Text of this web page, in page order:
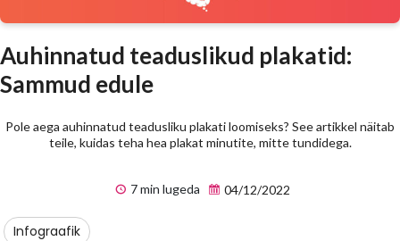
Auhinnatud teaduslikud plakatid:
Sammud edule
Pole aega auhinnatud teadusliku plakati loomiseks? See artikkel näitab
teile, kuidas teha hea plakat minutite, mitte tundidega.
7 min lugeda 04/12/2022
Infograafik